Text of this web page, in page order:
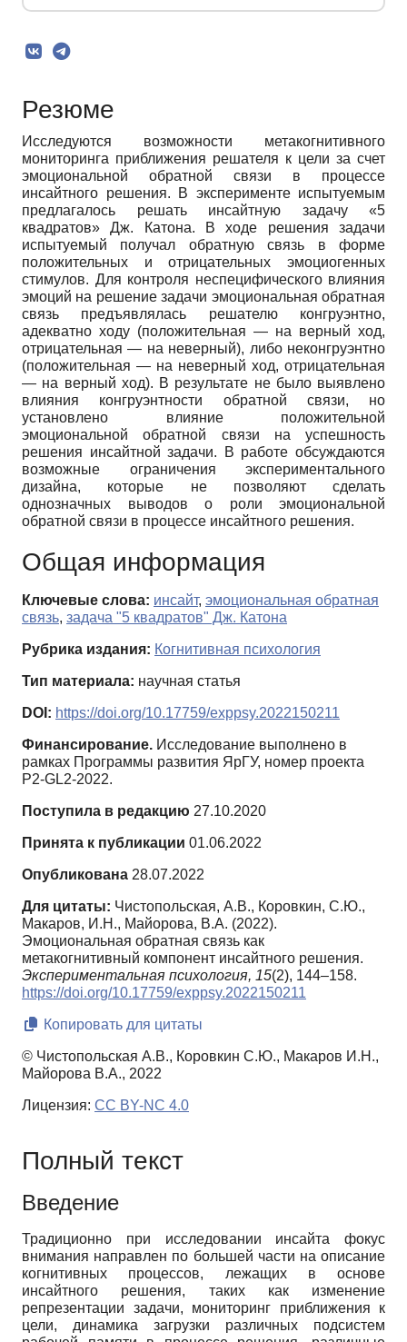
Резюме
Исследуются возможности метакогнитивного
мониторинга приближения решателя к цели за счет
эмоциональной обратной связи в процессе
инсайтного решения. В эксперименте испытуемым
предлагалось решать инсайтную задачу «5
квадратов» Дж. Катона. В ходе решения задачи
испытуемый получал обратную связь в форме
положительных и отрицательных эмоциогенных
стимулов. Для контроля неспецифического влияния
эмоций на решение задачи эмоциональная обратная
связь предъявлялась решателю конгруэнтно,
адекватно ходу (положительная — на верный ход,
отрицательная — на неверный), либо неконгруэнтно
(положительная — на неверный ход, отрицательная
— на верный ход). В результате не было выявлено
влияния конгруэнтности обратной связи, но
установлено влияние положительной
эмоциональной обратной связи на успешность
решения инсайтной задачи. В работе обсуждаются
возможные ограничения экспериментального
дизайна, которые не позволяют сделать
однозначных выводов о роли эмоциональной
обратной связи в процессе инсайтного решения.
Общая информация
Ключевые слова: инсайт, эмоциональная обратная
связь, задача "5 квадратов" Дж. Катона
Рубрика издания: Когнитивная психология
Тип материала: научная статья
DOI: https://doi.org/10.17759/exppsy.2022150211
Финансирование. Исследование выполнено в
рамках Программы развития ЯрГУ, номер проекта
P2-GL2-2022.
Поступила в редакцию 27.10.2020
Принята к публикации 01.06.2022
Опубликована 28.07.2022
Для цитаты: Чистопольская, А.В., Коровкин, С.Ю.,
Макаров, И.Н., Майорова, В.А. (2022).
Эмоциональная обратная связь как
метакогнитивный компонент инсайтного решения.
Экспериментальная психология, 15(2), 144–158.
https://doi.org/10.17759/exppsy.2022150211
Копировать для цитаты
© Чистопольская А.В., Коровкин С.Ю., Макаров И.Н.,
Майорова В.А., 2022
Лицензия: CC BY-NC 4.0
Полный текст
Введение
Традиционно при исследовании инсайта фокус
внимания направлен по большей части на описание
когнитивных процессов, лежащих в основе
инсайтного решения, таких как изменение
репрезентации задачи, мониторинг приближения к
цели, динамика загрузки различных подсистем